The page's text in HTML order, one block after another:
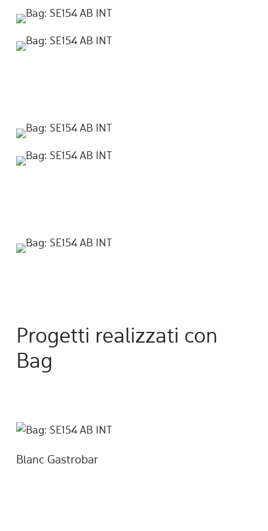
Progetti realizzati con
Bag
Blanc Gastrobar